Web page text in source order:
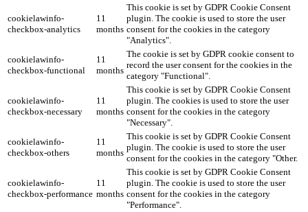
cookielawinfo-
checkbox-analytics
11
months
This cookie is set by GDPR Cookie Consent
plugin. The cookie is used to store the user
consent for the cookies in the category
"Analytics".
cookielawinfo-
checkbox-functional
11
months
The cookie is set by GDPR cookie consent to
record the user consent for the cookies in the
category "Functional".
cookielawinfo-
checkbox-necessary
11
months
This cookie is set by GDPR Cookie Consent
plugin. The cookies is used to store the user
consent for the cookies in the category
"Necessary".
cookielawinfo-
checkbox-others
11
months
This cookie is set by GDPR Cookie Consent
plugin. The cookie is used to store the user
consent for the cookies in the category "Other.
cookielawinfo-
checkbox-performance
11
months
This cookie is set by GDPR Cookie Consent
plugin. The cookie is used to store the user
consent for the cookies in the category
"Performance".